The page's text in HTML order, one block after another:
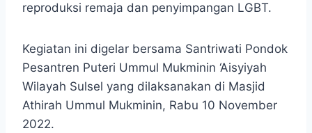
reproduksi remaja dan penyimpangan LGBT.
Kegiatan ini digelar bersama Santriwati Pondok
Pesantren Puteri Ummul Mukminin ‘Aisyiyah
Wilayah Sulsel yang dilaksanakan di Masjid
Athirah Ummul Mukminin, Rabu 10 November
2022.